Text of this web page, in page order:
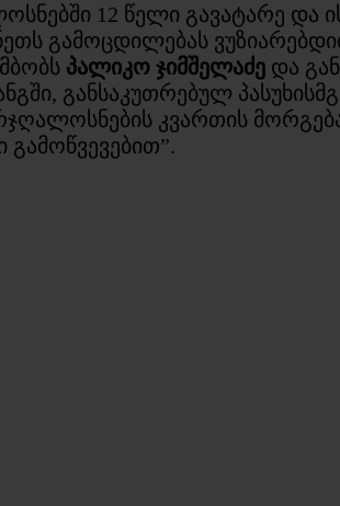
12 წელი გავატარე და
გამოცდილებას
პალიკო ჯიმშელაძე და
განსაკუთრებულ
კვართის